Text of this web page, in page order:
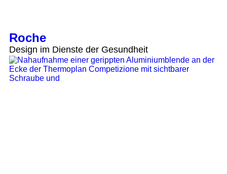
Roche
Design im Dienste der Gesundheit